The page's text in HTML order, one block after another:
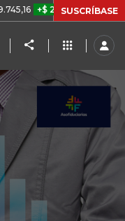
+0,58% TASA
SUSCRÍBASE